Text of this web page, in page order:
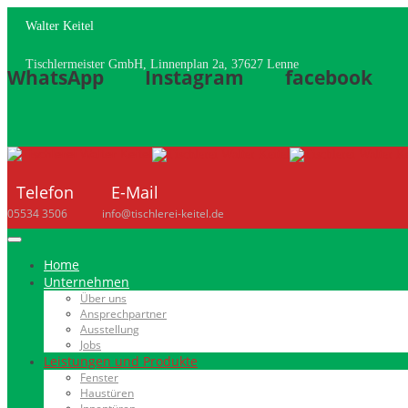
Walter Keitel
Tischlermeister GmbH, Linnenplan 2a, 37627 Lenne
WhatsApp Instagram facebook
Telefon
05534 3506
E-Mail
info@tischlerei-keitel.de
Home
Unternehmen
Über uns
Ansprechpartner
Ausstellung
Jobs
Leistungen und Produkte
Fenster
Haustüren